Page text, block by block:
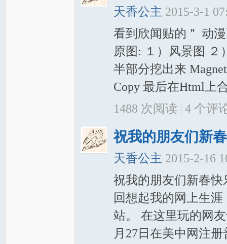
天香公主 2015-3-1
看到欣闻贴的＂ 动
原图: １）风景图 ２
半部分挖出来
Copy 最后在Html上
1488 次阅读 | 4个评
祝我的朋友们新
天香公主 2015-2-16
祝我的朋友们新春
回想起我的网上生
站。 在这里玩的网
月27日在美中网注